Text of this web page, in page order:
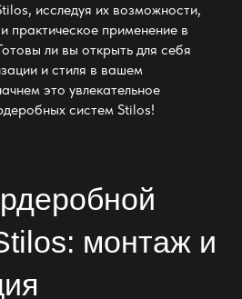
исследуя их возможности,
практическое применение в
ли вы открыть для себя
и стиля в вашем
это увлекательное
систем Stilos!
монтаж и